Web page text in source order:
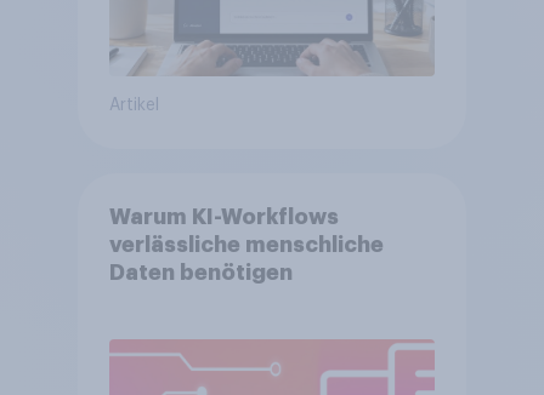
Artikel
Warum KI-Workflows
verlässliche menschliche
Daten benötigen